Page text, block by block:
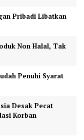
Pribadi Libatkan
Non Halal, Tak
Penuhi Syarat
Desak Pecat
Korban